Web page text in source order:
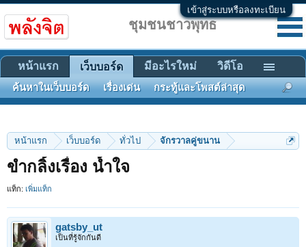
เข้าสู่ระบบหรือลงทะเบียน
หน้าแรก เว็บบอร์ด ทั่วไป จักรวาลคู่ขนาน
ขำกลิ้งเรื่อง น้ำใจ
แท็ก: เพิ่มแท็ก
gatsby_ut
เป็นที่รู้จักกันดี
ชุมชนชาวพุทธ
หน้าแรก เว็บบอร์ด
ค้นหาในเว็บบอร์ด เรื่องเด่น กระทู้และโพสต์ล่าสุด
มีอะไรใหม่ วิดีโอ